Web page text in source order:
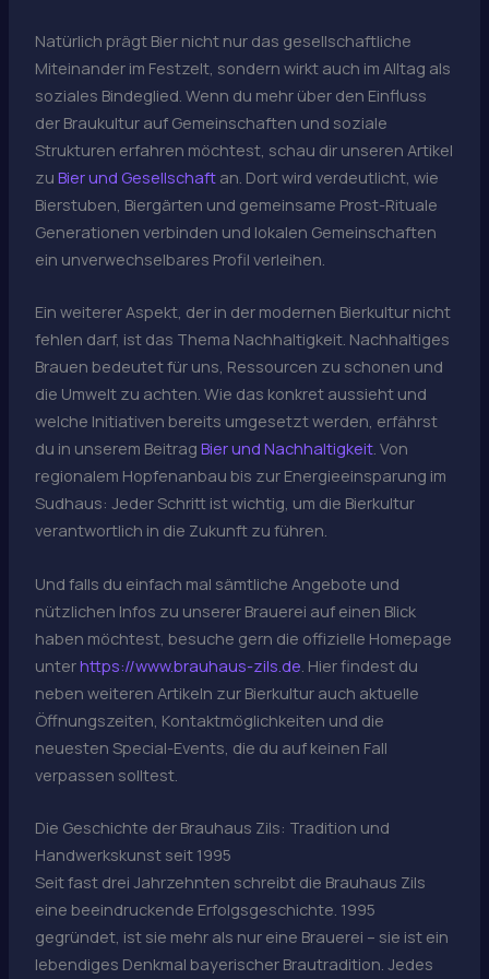
Natürlich prägt Bier nicht nur das gesellschaftliche
Miteinander im Festzelt, sondern wirkt auch im Alltag als
soziales Bindeglied. Wenn du mehr über den Einfluss
der Braukultur auf Gemeinschaften und soziale
Strukturen erfahren möchtest, schau dir unseren Artikel
zu Bier und Gesellschaftan. Dort wird verdeutlicht, wie
Bierstuben, Biergärten und gemeinsame Prost-Rituale
Generationen verbinden und lokalen Gemeinschaften
ein unverwechselbares Profil verleihen.
Ein weiterer Aspekt, der in der modernen Bierkultur nicht
fehlen darf, ist das Thema Nachhaltigkeit. Nachhaltiges
Brauen bedeutet für uns, Ressourcen zu schonen und
die Umwelt zu achten. Wie das konkret aussieht und
welche Initiativen bereits umgesetzt werden, erfährst
du in unserem Beitrag Bier und Nachhaltigkeit. Von
regionalem Hopfenanbau bis zur Energieeinsparung im
Sudhaus: Jeder Schritt ist wichtig, um die Bierkultur
verantwortlich in die Zukunft zu führen.
Und falls du einfach mal sämtliche Angebote und
nützlichen Infos zu unserer Brauerei auf einen Blick
haben möchtest, besuche gern die offizielle Homepage
unterhttps://www.brauhaus-zils.de . Hier findest du
neben weiteren Artikeln zur Bierkultur auch aktuelle
Öffnungszeiten, Kontaktmöglichkeiten und die
neuesten Special-Events, die du auf keinen Fall
verpassen solltest.
Die Geschichte der Brauhaus Zils: Tradition und
Handwerkskunst seit 1995
Seit fast drei Jahrzehnten schreibt die Brauhaus Zils
eine beeindruckende Erfolgsgeschichte. 1995
gegründet, ist sie mehr als nur eine Brauerei – sie ist ein
lebendiges Denkmal bayerischer Brautradition. Jedes